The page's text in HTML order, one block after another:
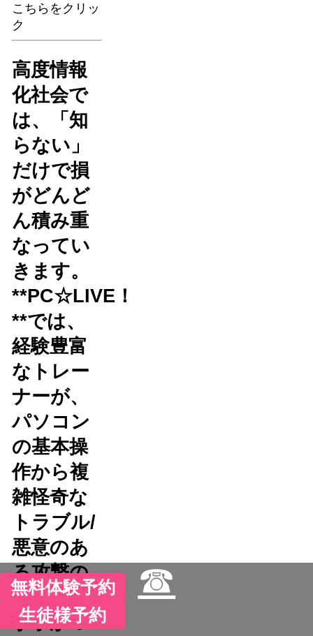
こちらをクリッ
ク
高度情報
化社会で
は、「知
らない」
だけで損
がどんど
ん積み重
なってい
きます。
**PC☆LIVE！
**では、
経験豊富
なトレー
ナーが、
パソコン
の基本操
作から複
雑怪奇な
トラブル/
悪意のあ
る攻撃の
対処まで
丁寧かつ
無料体験予約 ☎
生徒様予約